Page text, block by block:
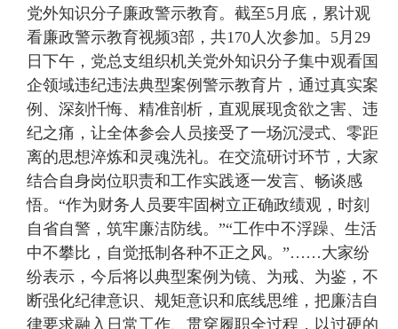
党外知识分子廉政警示教育。截至5月底，累计观
看廉政警示教育视频3部，共170人次参加。5月29
日下午，党总支组织机关党外知识分子集中观看国
企领域违纪违法典型案例警示教育片，通过真实案
例、深刻忏悔、精准剖析，直观展现贪欲之害、违
纪之痛，让全体参会人员接受了一场沉浸式、零距
离的思想淬炼和灵魂洗礼。在交流研讨环节，大家
结合自身岗位职责和工作实践逐一发言、畅谈感
悟。“作为财务人员要牢固树立正确政绩观，时刻
自省自警，筑牢廉洁防线。”“工作中不浮躁、生活
中不攀比，自觉抵制各种不正之风。”……大家纷
纷表示，今后将以典型案例为镜、为戒、为鉴，不
断强化纪律意识、规矩意识和底线思维，把廉洁自
律要求融入日常工作、贯穿履职全过程，以过硬的